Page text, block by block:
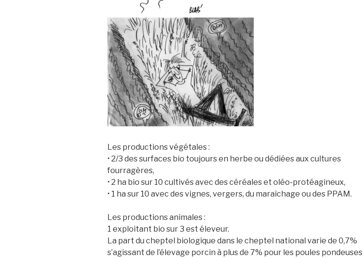
Les productions végétales :
• 2/3 des surfaces bio toujours en herbe ou dédiées aux cultures
fourragères,
• 2 ha bio sur 10 cultivés avec des céréales et oléo-protéagineux,
• 1 ha sur 10 avec des vignes, vergers, du maraîchage ou des PPAM.
Les productions animales :
1 exploitant bio sur 3 est éleveur.
La part du cheptel biologique dans le cheptel national varie de 0,7%
s’agissant de l’élevage porcin à plus de 7% pour les poules pondeuses